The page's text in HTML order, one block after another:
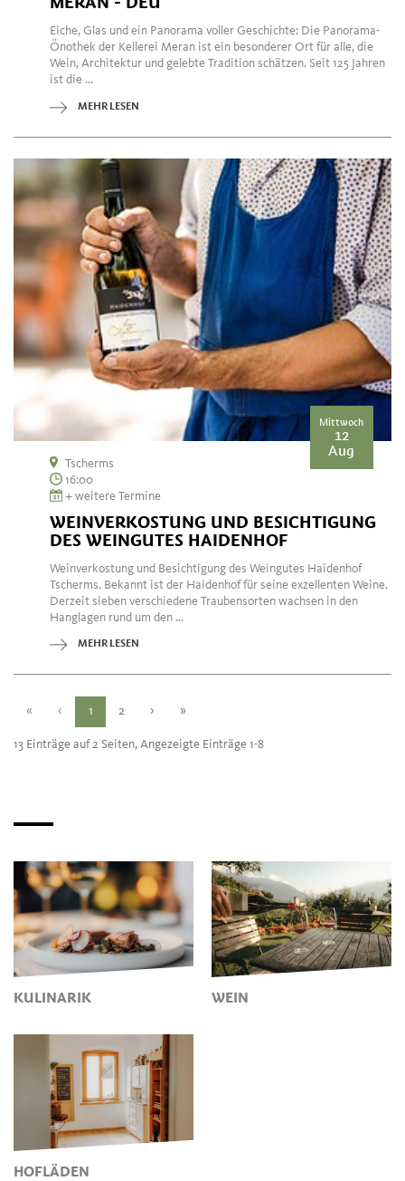
Eiche, Glas und ein Panorama voller Geschichte: Die Panorama-
Önothek der Kellerei Meran ist ein besonderer Ort für alle, die
Wein, Architektur und gelebte Tradition schätzen. Seit 125 Jahren
ist die ...
MEHR LESEN
Mittwoch
12
Aug
Tscherms
16:00
+ weitere Termine
WEINVERKOSTUNG UND BESICHTIGUNG
DES WEINGUTES HAIDENHOF
Weinverkostung und Besichtigung des Weingutes Haidenhof
Tscherms. Bekannt ist der Haidenhof für seine exzellenten Weine.
Derzeit sieben verschiedene Traubensorten wachsen in den
Hanglagen rund um den ...
MEHR LESEN
« ‹ 1 2 › »
13 Einträge auf 2 Seiten, Angezeigte Einträge 1-8
KULINARIK WEIN
HOFLÄDEN